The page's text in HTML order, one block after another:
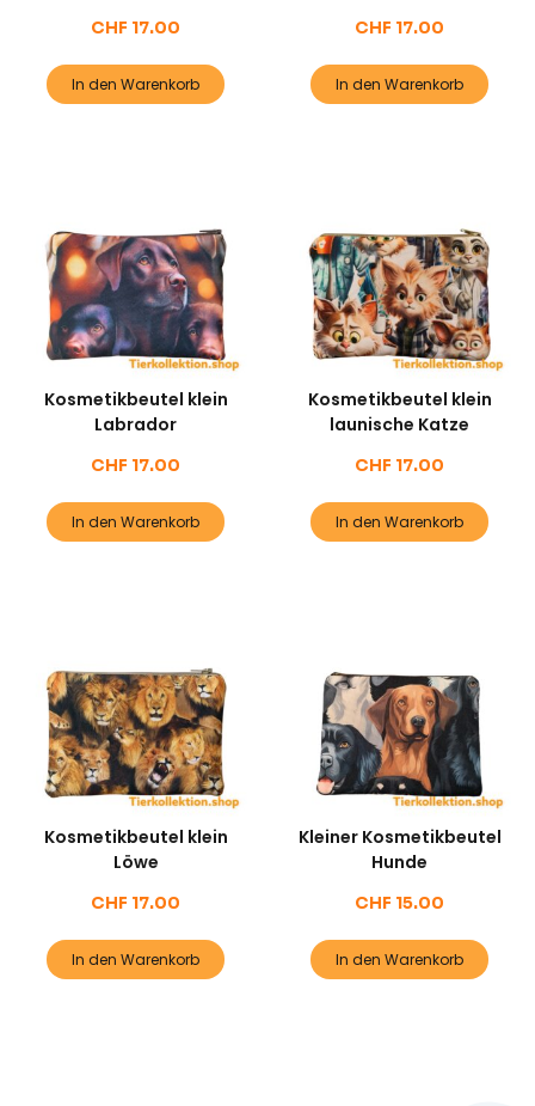
CHF 17.00
In den Warenkorb
CHF 17.00
In den Warenkorb
Kosmetikbeutel klein
Labrador
CHF 17.00
In den Warenkorb
Kosmetikbeutel klein
launische Katze
CHF 17.00
In den Warenkorb
Kosmetikbeutel klein
Löwe
CHF 17.00
In den Warenkorb
Kleiner Kosmetikbeutel
Hunde
CHF 15.00
In den Warenkorb